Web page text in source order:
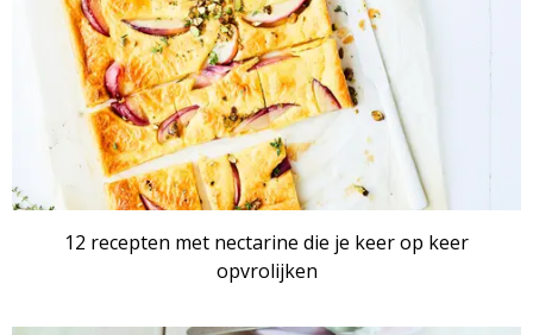
12 recepten met nectarine die je keer op keer
opvrolijken